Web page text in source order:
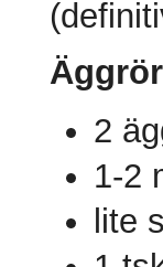
2
1-2
lite